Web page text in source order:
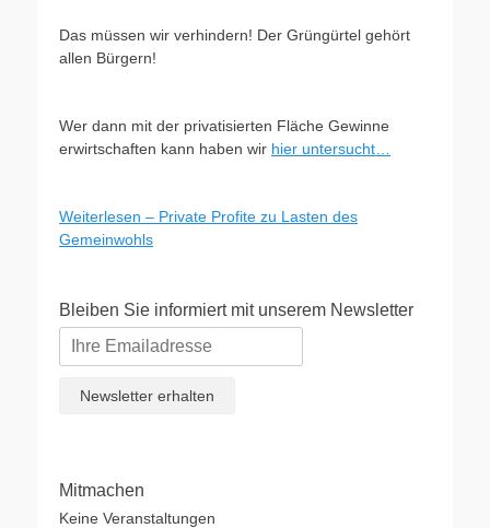
Das müssen wir verhindern! Der Grüngürtel gehört
allen Bürgern!
Wer dann mit der privatisierten Fläche Gewinne
erwirtschaften kann haben wir hier untersucht…
Weiterlesen – Private Profite zu Lasten des
Gemeinwohls
Bleiben Sie informiert mit unserem Newsletter
Mitmachen
Keine Veranstaltungen